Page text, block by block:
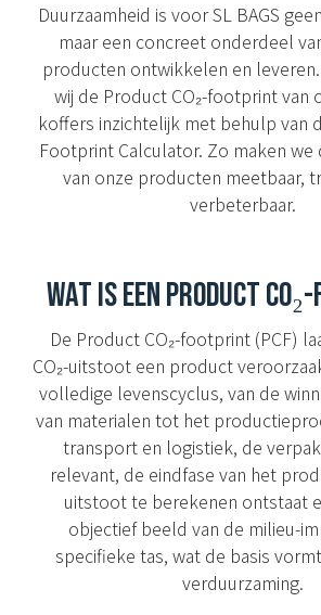
Duurzaamheid is voor SL BAGS
maar een concreet onderdeel
producten ontwikkelen en
wij de Product CO₂-footprint van
koffers inzichtelijk met behulp van
Footprint Calculator. Zo maken we
van onze producten meetbaar,
verbeterbaar.
WAT IS EEN PRODUCT
De Product CO₂-footprint (PCF)
CO₂-uitstoot een product
volledige levenscyclus, van de
van materialen tot het
transport en logistiek, de
relevant, de eindfase van het
uitstoot te berekenen ontstaat
objectief beeld van de milieu-
specifieke tas, wat de basis
verduurzaming.